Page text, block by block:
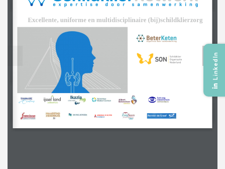
LinkedIn
Excellente, uniforme en multidisciplinaire (bij)schildklierzorg